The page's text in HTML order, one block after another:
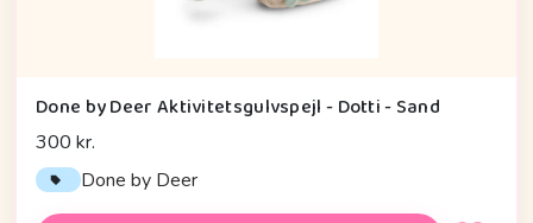
Done by Deer Aktivitetsgulvspejl - Dotti - Sand
300 kr.
Done by Deer